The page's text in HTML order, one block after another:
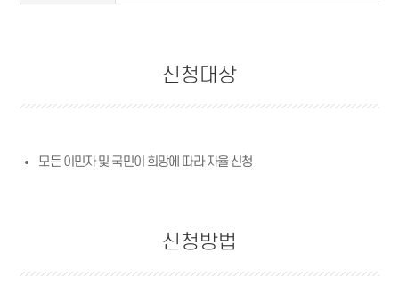
신청대상
모든 이민자 및 국민이 희망에 따라 자율 신청
신청방법